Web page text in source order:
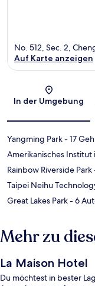
No. 512, Sec. 2,
Auf Karte anzeigen
In der Umgebung
Yangming Park- 17
Amerikanisches Institut
Rainbow Riverside Park
Taipei Neihu
Great Lakes Park- 6
Mehr zu
La Maison Hotel
Du möchtest in bester